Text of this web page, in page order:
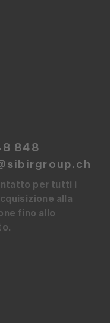
848
per tutti i
alla
fino allo